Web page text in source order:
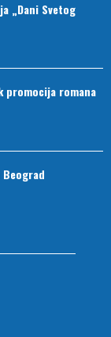
„Dani Svetog
romana